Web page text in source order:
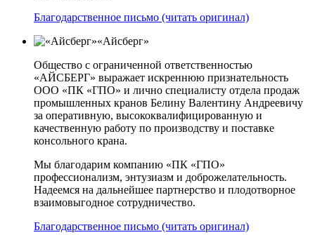
Благодарственное письмо (читать оригинал)
«Айсберг»
Общество с ограниченной ответственностью
«АЙСБЕРГ» выражает искреннюю признательность
ООО «ПК «ГПО» и лично специалисту отдела продаж
промышленных кранов Белину Валентину Андреевичу
за оперативную, высококвалифицированную и
качественную работу по производству и поставке
консольного крана.
Мы благодарим компанию «ПК «ГПО»
профессионализм, энтузиазм и доброжелательность.
Надеемся на дальнейшее партнерство и плодотворное
взаимовыгодное сотрудничество.
Благодарственное письмо (читать оригинал)